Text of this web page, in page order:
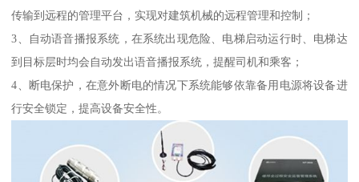
传输到远程的管理平台，实现对建筑机械的远程管理和控制；
3、自动语音播报系统，在系统出现危险、电梯启动运行时、电梯达
到目标层时均会自动发出语音播报系统，提醒司机和乘客；
4、断电保护，在意外断电的情况下系统能够依靠备用电源将设备进
行安全锁定，提高设备安全性。